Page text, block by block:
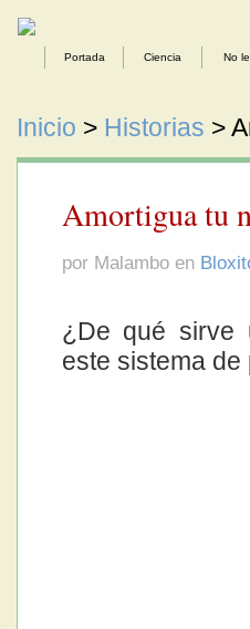
Portada Ciencia No
Inicio > Historias >
Amortigua tu
por Malambo en
¿De qué sirve
este sistema de